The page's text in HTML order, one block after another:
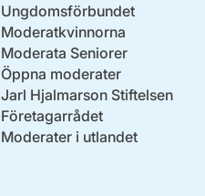
Ungdomsförbundet
Moderatkvinnorna
Moderata Seniorer
Öppna moderater
Jarl Hjalmarson Stiftelsen
Företagarrådet
Moderater i utlandet